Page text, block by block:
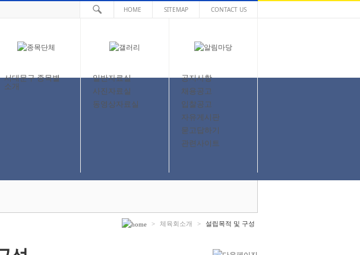
HOME SITEMAP CONTACT US
서대문구 종목별
소개
일반자료실
사진자료실
동영상자료실
공지사항
채용공고
입찰공고
자유게시판
묻고답하기
관련사이트
> 체육회소개 > 설립목적 및 구성